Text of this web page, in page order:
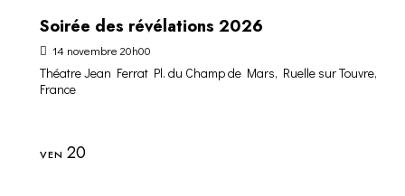
Soirée des révélations 2026
14 novembre 20h00
Théatre Jean Ferrat Pl. du Champ de Mars, Ruelle sur Touvre,
France
VEN 20